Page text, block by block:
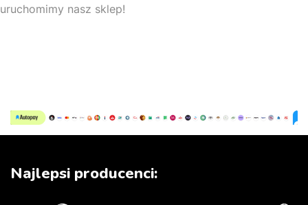
uruchomimy nasz sklep!
Najlepsi producenci: